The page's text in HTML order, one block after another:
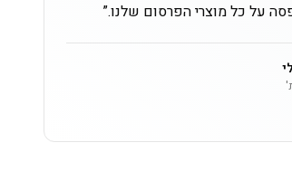
על כל מוצרי הפרסום שלנו.”